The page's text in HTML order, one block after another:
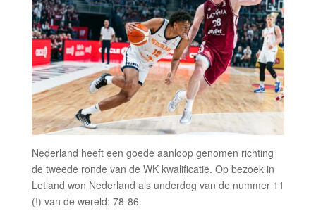
Nederland heeft een goede aanloop genomen richting
de tweede ronde van de WK kwalificatie. Op bezoek in
Letland won Nederland als underdog van de nummer 11
(!) van de wereld: 78-86.